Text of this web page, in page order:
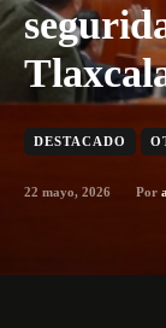
DESTACADO
22 mayo, 2026 Por